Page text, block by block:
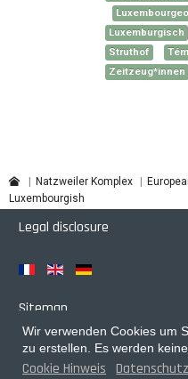
Wir verwenden Cookies um
zu erstellen. Es werden
Cookie Hinweis
Luxemburgisch
Struthof
Zeitzeug*innen
Natzweiler Komplex
Luxembourgish
Legal disclosure
Sitemap
Login